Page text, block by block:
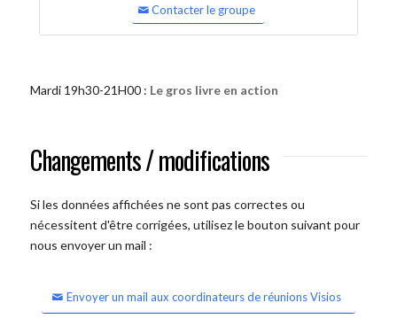
Contacter le groupe
Mardi 19h30-21H00 : Le gros livre en action
Changements / modifications
Si les données affichées ne sont pas correctes ou
nécessitent d'être corrigées, utilisez le bouton suivant pour
nous envoyer un mail :
Envoyer un mail aux coordinateurs de réunions Visios